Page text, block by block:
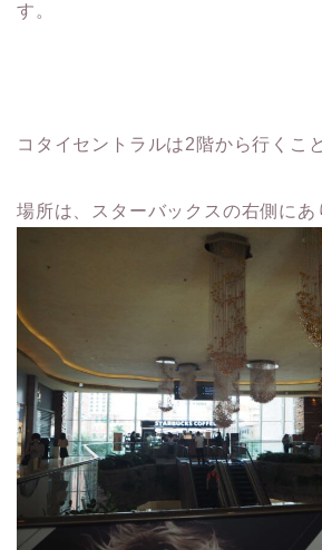
す。
コタイセントラルは2階から行くこ
場所は、スターバックスの右側にあ